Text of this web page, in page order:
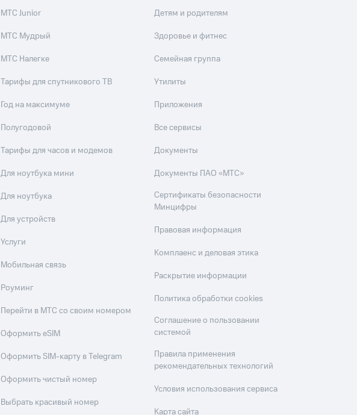
МТС Junior
МТС Мудрый
МТС Налегке
Тарифы для спутникового ТВ
Год на максимуме
Полугодовой
Тарифы для часов и модемов
Для ноутбука мини
Для ноутбука
Для устройств
Услуги
Мобильная связь
Роуминг
Перейти в МТС со своим номером
Оформить eSIM
Оформить SIM-карту в Telegram
Оформить чистый номер
Выбрать красивый номер
Детям и родителям
Здоровье и фитнес
Семейная группа
Утилиты
Приложения
Все сервисы
Документы
Документы ПАО «МТС»
Сертификаты безопасности
Минцифры
Правовая информация
Комплаенс и деловая этика
Раскрытие информации
Политика обработки cookies
Соглашение о пользовании
системой
Правила применения
рекомендательных технологий
Условия использования сервиса
Карта сайта